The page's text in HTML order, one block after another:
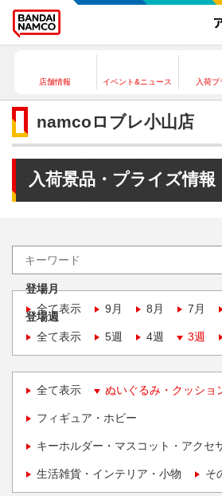
店舗情報 イベント&ニュース 入荷プ
namcoロブレ小山店
入荷景品・プライズ情報
登場月
全て表示
9月 8月 7月
登場週
全て表示
5週 4週 3週
全て表示 ぬいぐるみ・クッショ
フィギュア・ホビー
キーホルダー・マスコット・アクセ
生活雑貨・インテリア・小物 そ